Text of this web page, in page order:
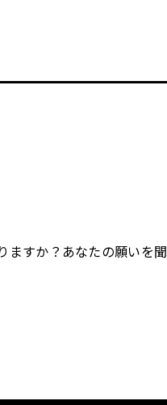
ますか？あなたの願いを聞